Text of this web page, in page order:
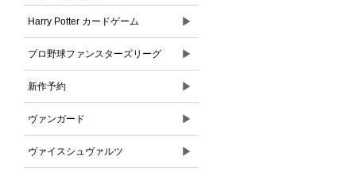
Harry Potter カードゲーム ▶
プロ野球ファンスターズリーグ ▶
新作予約 ▶
ヴァンガード ▶
ヴァイスシュヴァルツ ▶